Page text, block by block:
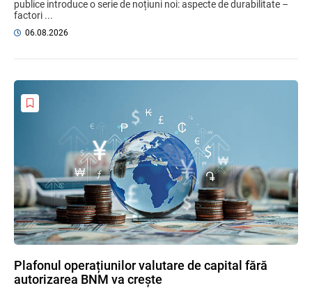
publice introduce o serie de noțiuni noi: aspecte de durabilitate –
factori ...
06.08.2026
Plafonul operațiunilor valutare de capital fără
autorizarea BNM va crește